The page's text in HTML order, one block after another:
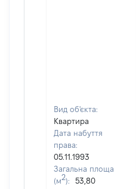
Вид об'єкта:
Квартира
Дата набуття
права:
05.11.1993
Загальна площа
(м2):
53,80